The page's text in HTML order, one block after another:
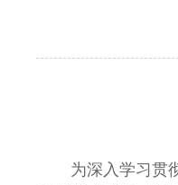
为深入学习贯